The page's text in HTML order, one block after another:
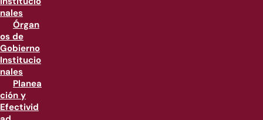
nales
Órgan
os de
Gobierno
Institucio
nales
Planea
ción y
Efectivid